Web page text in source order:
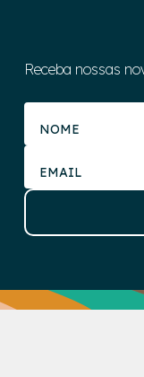
Receba nossas